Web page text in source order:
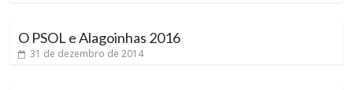
O PSOL e Alagoinhas 2016
31 de dezembro de 2014